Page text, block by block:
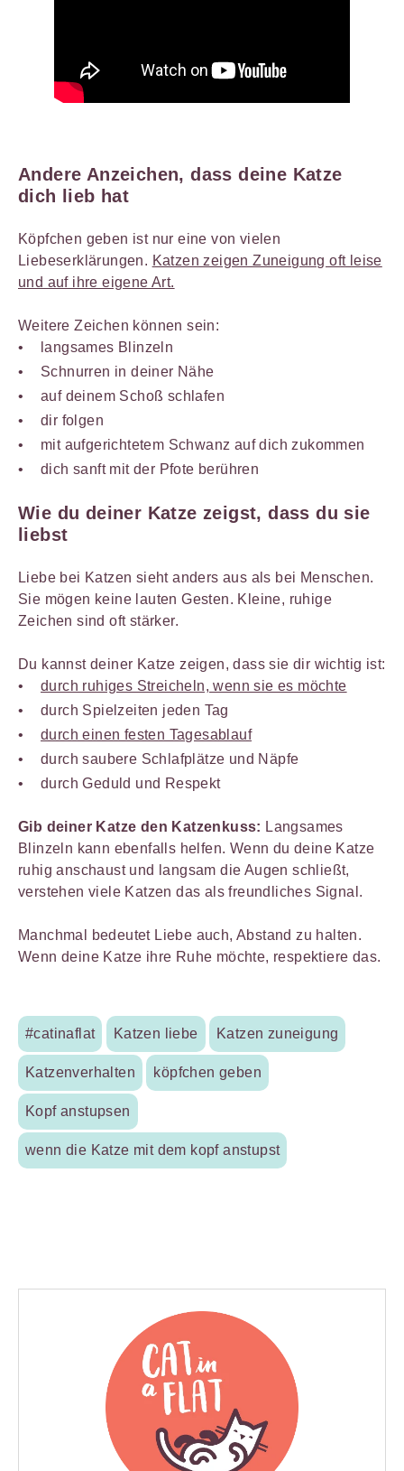
Andere Anzeichen, dass deine Katze
dich lieb hat
Köpfchen geben ist nur eine von vielen
Liebeserklärungen. Katzen zeigen Zuneigung oft leise
und auf ihre eigene Art.
Weitere Zeichen können sein:
langsames Blinzeln
Schnurren in deiner Nähe
auf deinem Schoß schlafen
dir folgen
mit aufgerichtetem Schwanz auf dich zukommen
dich sanft mit der Pfote berühren
Wie du deiner Katze zeigst, dass du sie
liebst
Liebe bei Katzen sieht anders aus als bei Menschen.
Sie mögen keine lauten Gesten. Kleine, ruhige
Zeichen sind oft stärker.
Du kannst deiner Katze zeigen, dass sie dir wichtig ist:
durch ruhiges Streicheln, wenn sie es möchte
durch Spielzeiten jeden Tag
durch einen festen Tagesablauf
durch saubere Schlafplätze und Näpfe
durch Geduld und Respekt
Gib deiner Katze den Katzenkuss: Langsames
Blinzeln kann ebenfalls helfen. Wenn du deine Katze
ruhig anschaust und langsam die Augen schließt,
verstehen viele Katzen das als freundliches Signal.
Manchmal bedeutet Liebe auch, Abstand zu halten.
Wenn deine Katze ihre Ruhe möchte, respektiere das.
#catinaflat Katzen liebe Katzen zuneigung
Katzenverhalten köpfchen geben
Kopf anstupsen
wenn die Katze mit dem kopf anstupst